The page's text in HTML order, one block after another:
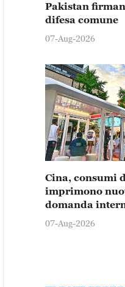
Pakistan
difesa comune
07-Aug-2026
Cina, consumi
imprimono
domanda
07-Aug-2026